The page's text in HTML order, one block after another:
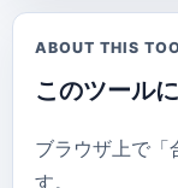
ABOUT THIS
このツール
ブラウザ上で
す。